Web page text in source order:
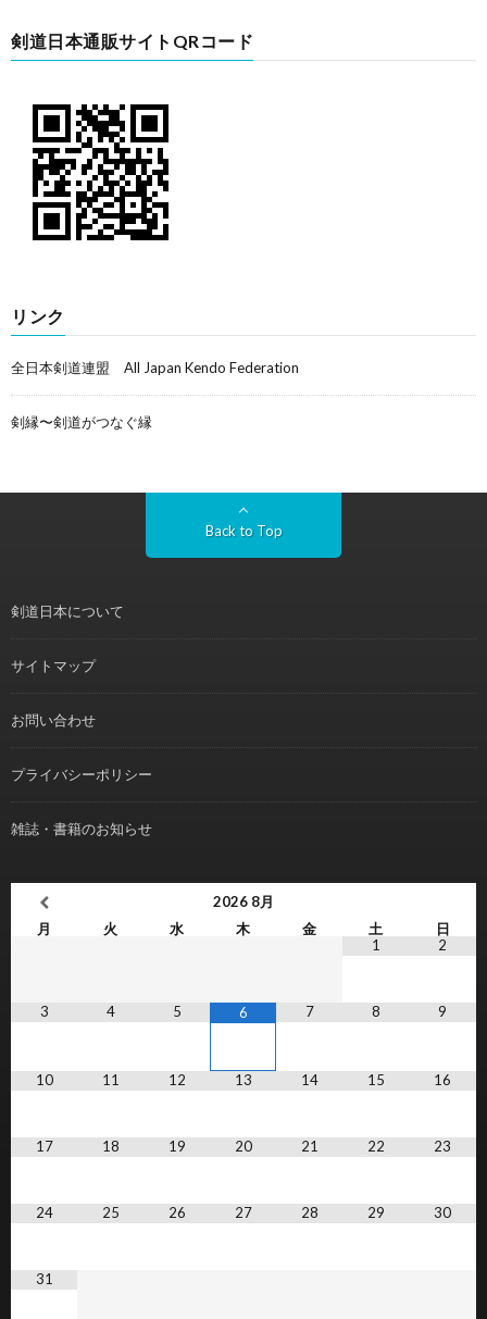
剣道日本通販サイトQRコード
リンク
全日本剣道連盟 All Japan Kendo Federation
剣縁〜剣道がつなぐ縁
Back to Top
剣道日本について
サイトマップ
お問い合わせ
プライバシーポリシー
雑誌・書籍のお知らせ
2026 8月
月
火 水 木 金 土
日
1
2
3 4 5 6 7 8 9
10 11 12 13 14 15 16
17 18 19 20 21 22 23
24 25 26 27 28 29 30
31